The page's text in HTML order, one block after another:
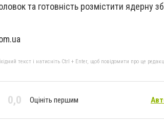
та готовність розмістити ядерну
текст і натисніть Ctrl + Enter, щоб повідомити про це
0,0 Оцініть першим